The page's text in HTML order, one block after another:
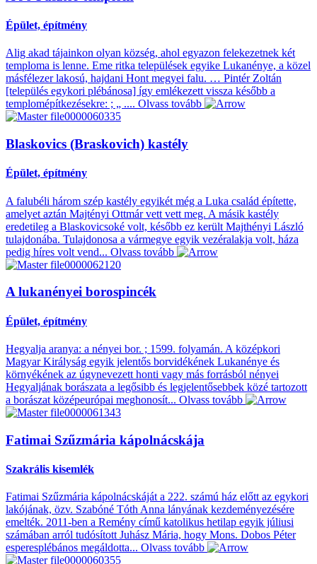
Épület, építmény
Alig akad tájainkon olyan község, ahol egyazon felekezetnek két
temploma is lenne. Eme ritka települések egyike Lukanénye, a közel
másfélezer lakosú, hajdani Hont megyei falu. … Pintér Zoltán
[település egykori plébánosa] így emlékezett vissza később a
templomépítkezésekre: ; „ .... Olvass tovább
Blaskovics (Braskovich) kastély
Épület, építmény
A falubéli három szép kastély egyikét még a Luka család építette,
amelyet aztán Majtényi Ottmár vett vett meg. A másik kastély
eredetileg a Blaskovicsoké volt, később ez került Majthényi László
tulajdonába. Tulajdonosa a vármegye egyik vezéralakja volt, háza
pedig híres volt vend... Olvass tovább
A lukanényei borospincék
Épület, építmény
Hegyalja aranya: a nényei bor. ; 1599. folyamán. A középkori
Magyar Királyság egyik jelentős borvidékének Lukanénye és
környékének az úgynevezett honti vagy más forrásból nényei
Hegyaljának borászata a legősibb és legjelentősebbek közé tartozott
a borászat középeurópai meghonosít... Olvass tovább
Fatimai Szűzmária kápolnácskája
Szakrális kisemlék
Fatimai Szűzmária kápolnácskáját a 222. számú ház előtt az egykori
lakójának, özv. Szabóné Tóth Anna lányának kezdeményezésére
emelték. 2011-ben a Remény című katolikus hetilap egyik júliusi
számában arról tudósított Juhász Mária, hogy Mons. Dobos Péter
esperesplébános megáldotta... Olvass tovább